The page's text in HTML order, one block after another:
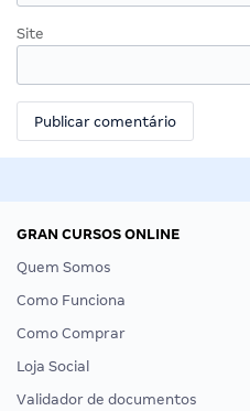
Site
GRAN CURSOS ONLINE
Quem Somos
Como Funciona
Como Comprar
Loja Social
Validador de documentos